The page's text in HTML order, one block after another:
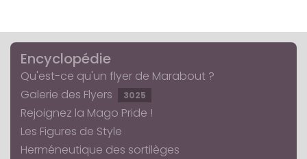
Encyclopédie
Qu'est-ce qu'un flyer de Marabout ?
Galerie des Flyers
3025
Rejoignez la Mago Pride !
Les Figures de Style
Herméneutique des sortilèges